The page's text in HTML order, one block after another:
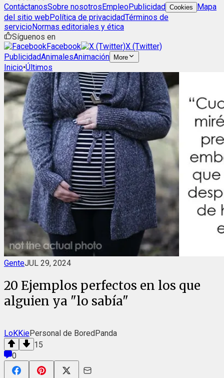
ContáctanosSobre nosotrosEmpleoPublicidad Cookies
Mapa
del sitio webPolítica de privacidadTérminos de
servicioNormas editoriales y ética
Síguenos en
Facebook
X (Twitter)
PublicidadAnimalesAnimación More
Inicio•Últimos
GenteJUL 29, 2024
20 Ejemplos perfectos en los que
alguien ya "lo sabía"
LoKKiePersonal de BoredPanda
15
0